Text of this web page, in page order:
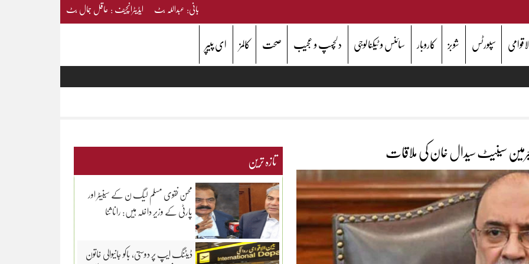
بانی: عبداللہ بٹ ایڈیٹرانچیف : عاقل جمال بٹ
سپورٹس شوبز کاروبار سائنس و ٹیکنالوجی دلچسپ و عجیب صحت کالمز ای پیپر
سینیٹ سیدال خان کی ملاقات تازہ ترین
محسن نقوی مسلم لیگ ن کے سینیٹر اور
پارٹی کے وزیر داخلہ ہیں: رانا ثنا
ڈیٹنگ ایپ پر دوستی، باکو جانیوالی خاتون